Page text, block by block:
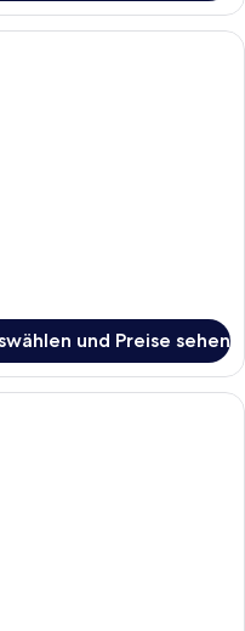
Zimmer mit großem Fenster
und Preise sehen
Hotelzimmer mit Bett,